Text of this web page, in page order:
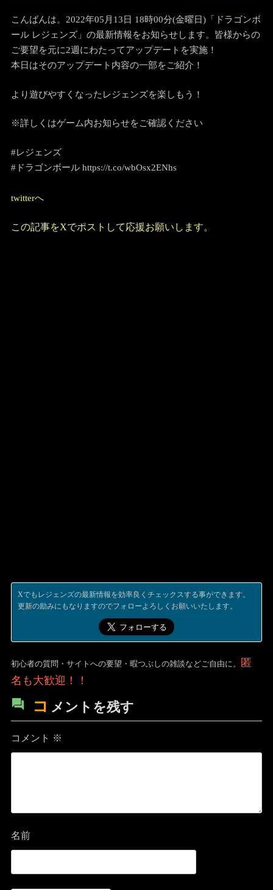
こんばんは。2022年05月13日 18時00分(金曜日)「ドラゴンボ
ール レジェンズ」の最新情報をお知らせします。 皆様からの
ご要望を元に2週にわたってアップデートを実施！
本日はそのアップデート内容の一部をご紹介！
より遊びやすくなったレジェンズを楽しもう！
※詳しくはゲーム内お知らせをご確認ください
#レジェンズ
#ドラゴンボール https://t.co/wbOsx2ENhs
twitterへ
この記事をXでポストして応援お願いします。
Xでもレジェンズの最新情報を効率良くチェックスする事ができます。
更新の励みにもなりますのでフォローよろしくお願いいたします。
初心者の質問・サイトへの要望・暇つぶしの雑談などご自由に。
匿
名も大歓迎！！
コ メントを残す
コメント ※
名前